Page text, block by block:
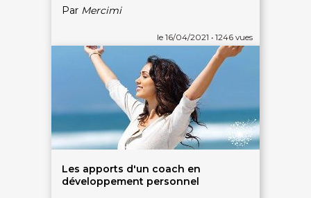
le 16/04/2021 • 1246 vues
Par Mercimi
Les apports d'un coach en
développement personnel
Dernières minutes spa
Top recherches
Carte interactive
Massage couple Duo
Massage future maman
Toutes nos disciplines
À PROPOS
Qui sommes-nous
CGV - CGU
Mentions légales
Politique de confidentialité